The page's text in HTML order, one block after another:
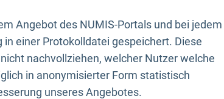
Angebot des NUMIS-Portals und bei jedem
einer Protokolldatei gespeichert. Diese
nachvollziehen, welcher Nutzer welche
in anonymisierter Form statistisch
unseres Angebotes.